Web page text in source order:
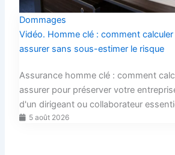
Dommages
Vidéo. Homme clé : comment
assurer sans sous-estimer le risque
Assurance homme clé : comment
assurer pour préserver votre
d'un dirigeant ou collaborateur
5 août 2026